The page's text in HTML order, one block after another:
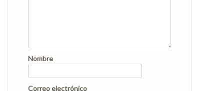
Nombre
Correo electrónico